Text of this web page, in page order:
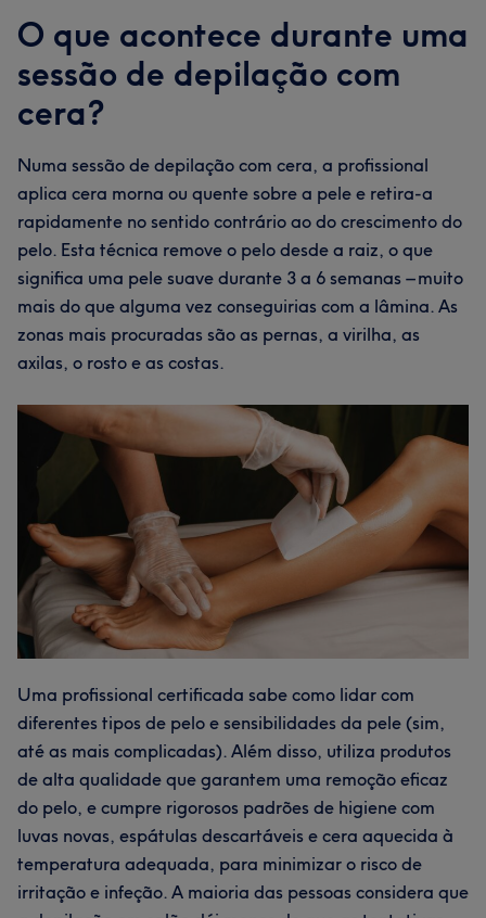
O que acontece durante uma
sessão de depilação com
cera?
Numa sessão de depilação com cera, a profissional
aplica cera morna ou quente sobre a pele e retira-a
rapidamente no sentido contrário ao do crescimento do
pelo. Esta técnica remove o pelo desde a raiz, o que
significa uma pele suave durante 3 a 6 semanas – muito
mais do que alguma vez conseguirias com a lâmina. As
zonas mais procuradas são as pernas, a virilha, as
axilas, o rosto e as costas.
Uma profissional certificada sabe como lidar com
diferentes tipos de pelo e sensibilidades da pele (sim,
até as mais complicadas). Além disso, utiliza produtos
de alta qualidade que garantem uma remoção eficaz
do pelo, e cumpre rigorosos padrões de higiene com
luvas novas, espátulas descartáveis e cera aquecida à
temperatura adequada, para minimizar o risco de
irritação e infeção. A maioria das pessoas considera que